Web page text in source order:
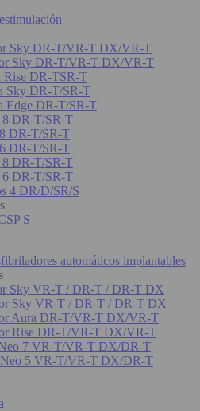
Sky DR-T/VR-T DX/VR-T
Sky DR-T/VR-T DX/VR-T
Rise DR-TSR-T
Sky DR-T/SR-T
Edge DR-T/SR-T
8 DR-T/SR-T
DR-T/SR-T
DR-T/SR-T
8 DR-T/SR-T
6 DR-T/SR-T
4 DR/D/SR/S
S
automáticos implantables
Sky VR-T / DR-T / DR-T DX
Sky VR-T / DR-T / DR-T DX
Aura DR-T/VR-T DX/VR-T
Rise DR-T/VR-T DX/VR-T
7 VR-T/VR-T DX/DR-T
5 VR-T/VR-T DX/DR-T